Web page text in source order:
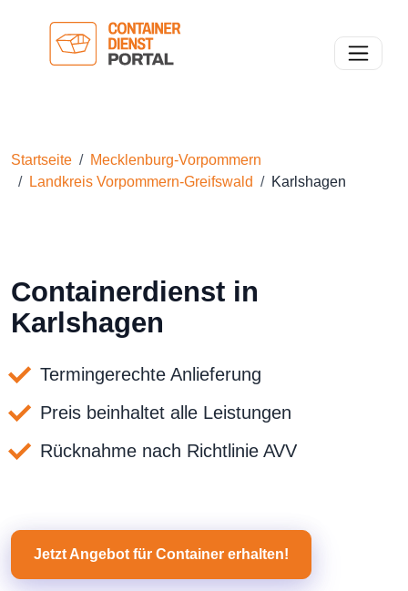
Toggle
Startseite
Mecklenburg-Vorpommern
Landkreis Vorpommern-Greifswald
Karlshagen
Containerdienst in
Karlshagen
Termingerechte Anlieferung
Preis beinhaltet alle Leistungen
Rücknahme nach Richtlinie AVV
Jetzt Angebot für Container erhalten!